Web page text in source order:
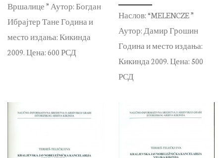
Вршалице ” Аутор: Богдан
Ибрајтер Тане Година и
место издања: Кикинда
2009. Цена: 600 РСД
Наслов: “MELENCZE ”
Аутор: Дамир Грошин
Година и место издања:
Кикинда 2009. Цена: 500
РСД